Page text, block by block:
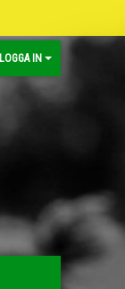
LOGGA IN